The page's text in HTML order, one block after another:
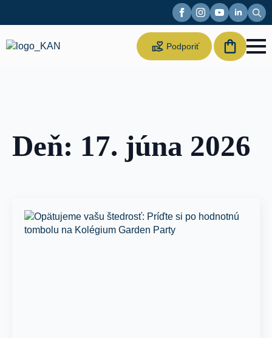
for:
Podporiť
us
Deň: 17. júna 2026